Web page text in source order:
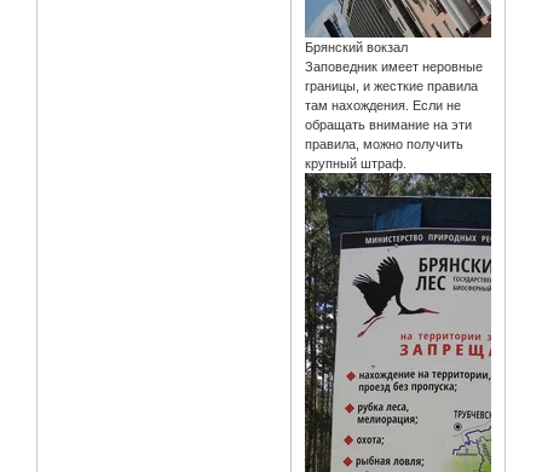
Брянский вокзал
Заповедник имеет неровные
границы, и жесткие правила
там нахождения. Если не
обращать внимание на эти
правила, можно получить
крупный штраф.